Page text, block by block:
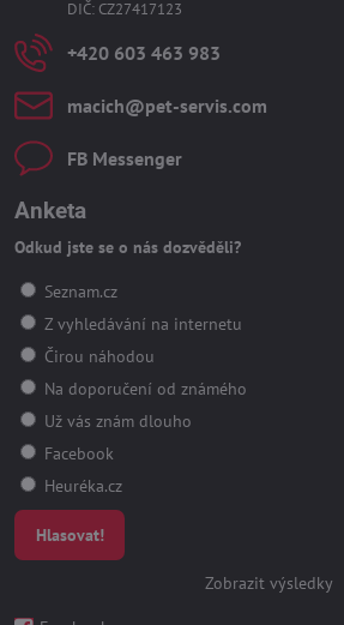
DIČ: CZ27417123
+420 603 463 983
macich​@pet-servis​.com
FB Messenger
Anketa
Odkud jste se o nás dozvěděli?
Seznam.cz
Z vyhledávání na internetu
Čirou náhodou
Na doporučení od známého
Už vás znám dlouho
Facebook
Heuréka.cz
Hlasovat!
Zobrazit výsledky